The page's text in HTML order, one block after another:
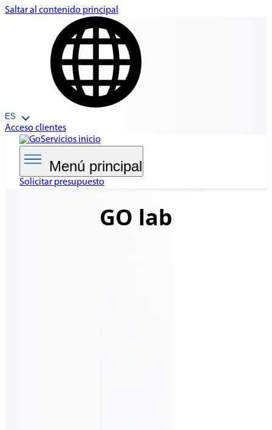
Saltar al contenido principal
ES
Acceso clientes
Menú principal
Solicitar presupuesto
GO lab